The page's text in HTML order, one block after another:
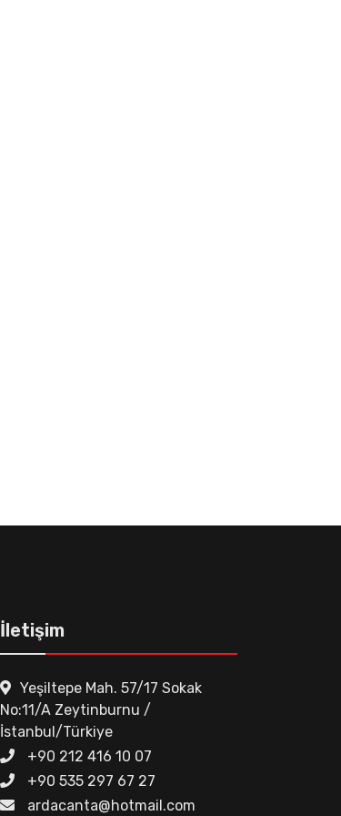
İletişim
Yeşiltepe Mah. 57/17 Sokak
No:11/A Zeytinburnu /
İstanbul/Türkiye
+90 212 416 10 07
+90 535 297 67 27
ardacanta@hotmail.com